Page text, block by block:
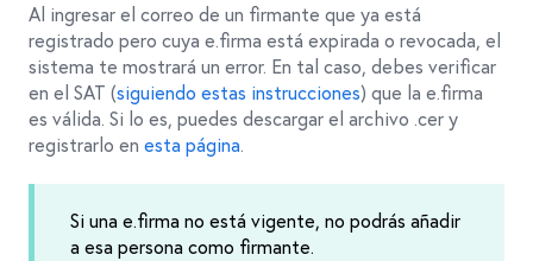
Al ingresar el correo de un firmante que ya está
registrado pero cuya e.firma está expirada o revocada, el
sistema te mostrará un error. En tal caso, debes verificar
en el SAT (siguiendo estas instrucciones) que la e.firma
es válida. Si lo es, puedes descargar el archivo .cer y
registrarlo en esta página.
Si una e.firma no está vigente, no podrás añadir
a esa persona como firmante.